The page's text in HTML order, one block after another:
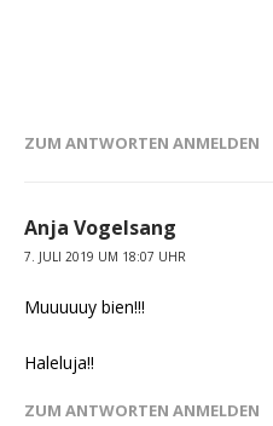
ZUM ANTWORTEN ANMELDEN
Anja Vogelsang
7. JULI 2019 UM 18:07 UHR
Muuuuuy bien!!!
Haleluja!!
ZUM ANTWORTEN ANMELDEN